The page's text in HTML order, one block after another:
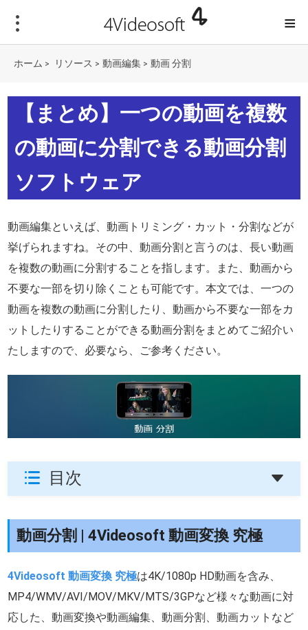
≡
ホーム > リソース > 動画編集 > 動画 分割
【まとめ】一つの動画を複数
の動画に分割できる動画分割
ソフトウェア
動画編集といえば、動画トリミング・カット・分割などが
挙げられますね。その中、動画分割と言うのは、長い動画
を複数の動画に分割することを指します。また、動画から
不要な一部を切り除くことも可能です。本文では、一つの
動画を複数の動画に分割したり、動画から不要な一部をカ
ットしたりすることができる動画分割をまとめてご紹介い
たしますので、必要なら、ご参考ください。
目次
動画分割 | 4Videosoft 動画変換 究極
4Videosoft 動画変換 究極は4K/1080p HD動画を含み、
MP4/WMV/AVI/MOV/MKV/MTS/3GPなど様々な動画に対
応した、動画変換や動画編集、動画分割、動画カットなど